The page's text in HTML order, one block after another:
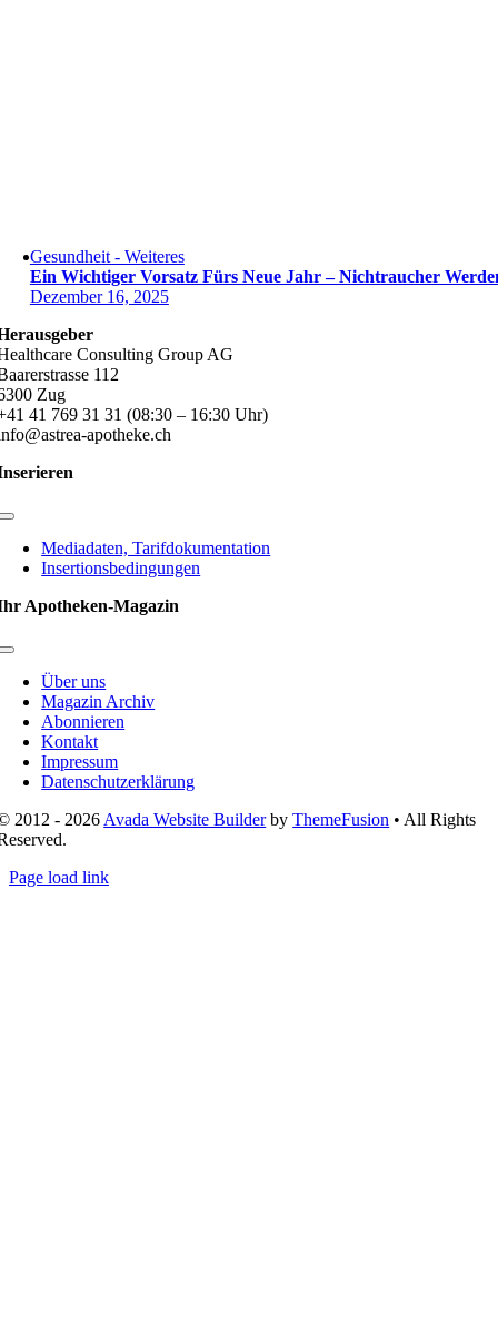
Gesundheit - Weiteres
Ein Wichtiger Vorsatz Fürs Neue Jahr – Nichtraucher
Dezember 16, 2025
Consulting Group AG
112
Zug
41 769 31 31 (08:30 – 16:30 Uhr)
apotheke.ch
Toggle
NavigationMediadaten, Tarifdokumentation
Insertionsbedingungen
Apotheken-Magazin
Toggle
NavigationÜber uns
Magazin Archiv
Abonnieren
Kontakt
Impressum
Datenschutzerklärung
2012 - 2026 Avada Website BuilderbyThemeFusion • All Rights
Page load link